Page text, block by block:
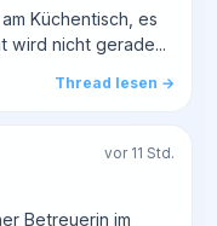
Küchentisch, es
wird nicht gerade...
Thread lesen →
vor 11 Std.
Betreuerin im